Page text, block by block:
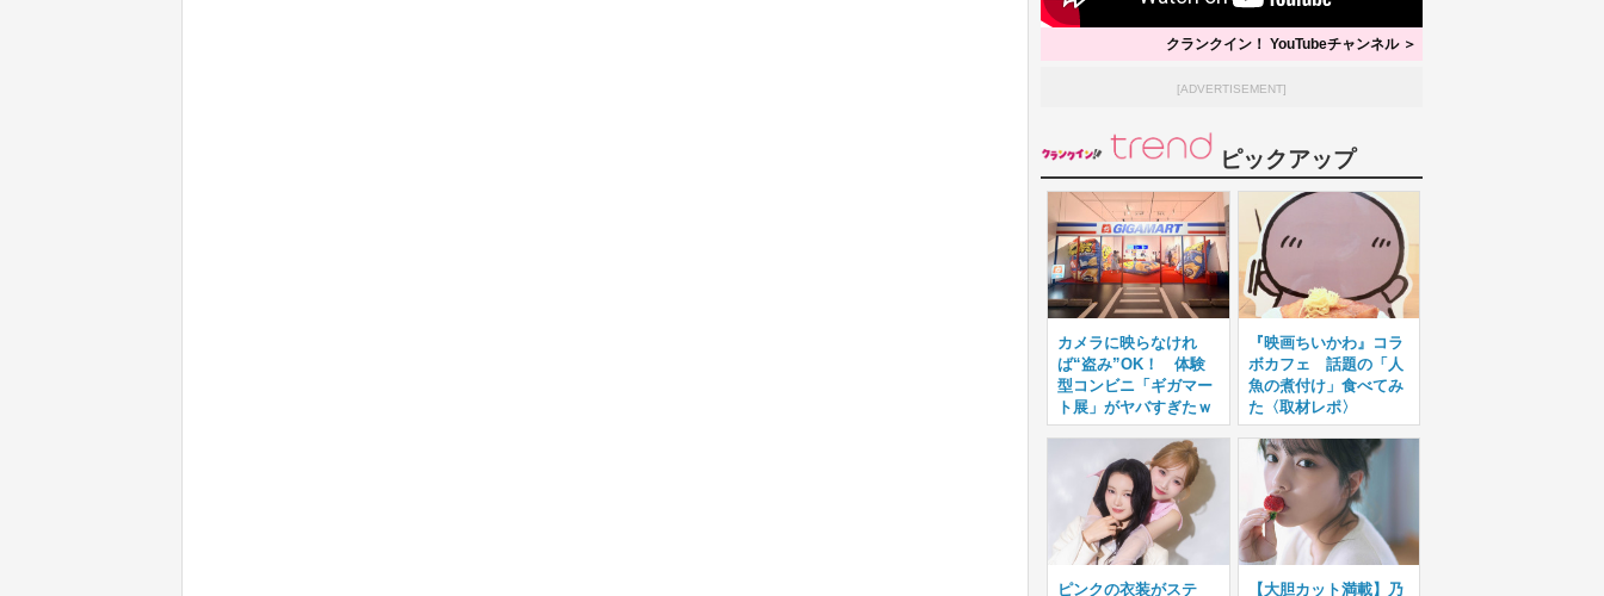
クランクイン！ YouTubeチャンネル ＞
[ADVERTISEMENT]
ピックアップ
カメラに映らなけれ
ば“盗み”OK！ 体験
型コンビニ「ギガマー
ト展」がヤバすぎたｗ
『映画ちいかわ』コラ
ボカフェ 話題の「人
魚の煮付け」食べてみ
た〈取材レポ〉
ピンクの衣装がステ 【大胆カット満載】乃